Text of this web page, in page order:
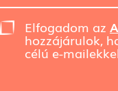
Elfogadom az
hozzájárulok,
célú e-